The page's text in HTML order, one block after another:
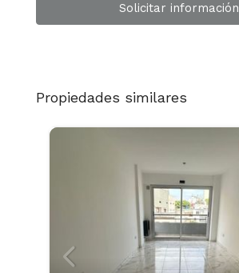
Solicitar información
Propiedades similares